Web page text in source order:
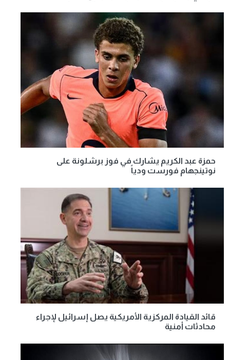
حمزة عبد الكريم يشارك في فوز برشلونة على
نوتينجهام فورست ودياً
قائد القيادة المركزية الأمريكية يصل إسرائيل لإجراء
محادثات أمنية